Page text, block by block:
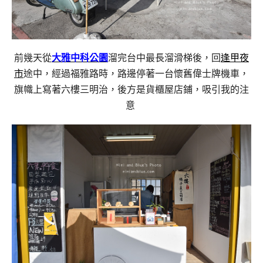
前幾天從大雅中科公園溜完台中最長溜滑梯後，回逢甲夜
市途中，經過福雅路時，路邊停著一台懷舊偉士牌機車，
旗幟上寫著六樓三明治，後方是貨櫃屋店鋪，吸引我的注
意